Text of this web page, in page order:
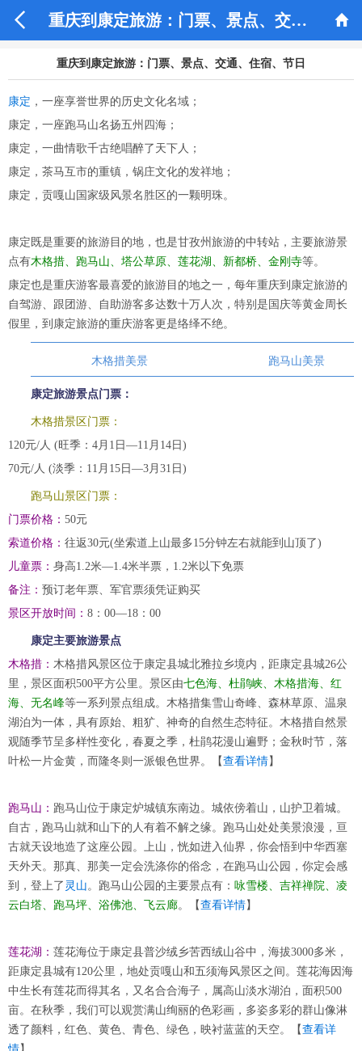
 重庆到康定旅游：门票、景点、交通、住宿、节日 
重庆到康定旅游：门票、景点、交通、住宿、节日
康定 ，一座享誉世界的历史文化名域；
康定，一座跑马山名扬五州四海；
康定，一曲情歌千古绝唱醉了天下人；
康定，茶马互市的重镇，锅庄文化的发祥地；
康定，贡嘎山国家级风景名胜区的一颗明珠。
康定既是重要的旅游目的地，也是甘孜州旅游的中转站，主要旅游景
点有木格措、跑马山、塔公草原、莲花湖、新都桥、金刚寺等。
康定也是重庆游客最喜爱的旅游目的地之一，每年重庆到康定旅游的
自驾游、跟团游、自助游客多达数十万人次，特别是国庆等黄金周长
假里，到康定旅游的重庆游客更是络绎不绝。
木格措美景 跑马山美景
康定旅游景点门票：
木格措景区门票：
120元/人 (旺季：4月1日—11月14日)
70元/人 (淡季：11月15日—3月31日)
跑马山景区门票：
门票价格： 50元
索道价格： 往返30元(坐索道上山最多15分钟左右就能到山顶了)
儿童票： 身高1.2米—1.4米半票，1.2米以下免票
备注： 预订老年票、军官票须凭证购买
景区开放时间： 8：00—18：00
康定主要旅游景点
木格措： 木格措风景区位于康定县城北雅拉乡境内，距康定县城26公
里，景区面积500平方公里。景区由七色海、杜鹃峡、木格措海、红
海、无名峰等一系列景点组成。木格措集雪山奇峰、森林草原、温泉
湖泊为一体，具有原始、粗犷、神奇的自然生态特征。木格措自然景
观随季节呈多样性变化，春夏之季，杜鹃花漫山遍野；金秋时节，落
叶松一片金黄，而隆冬则一派银色世界。【查看详情】
跑马山： 跑马山位于康定炉城镇东南边。城依傍着山，山护卫着城。
自古，跑马山就和山下的人有着不解之缘。跑马山处处美景浪漫，亘
古就天设地造了这座公园。上山，恍如进入仙界，你会悟到中华西塞
天外天。那真、那美一定会洗涤你的俗念，在跑马山公园，你定会感
到，登上了 灵山。跑马山公园的主要景点有： 咏雪楼、吉祥禅院、凌
云白塔、跑马坪、浴佛池、飞云廊。【查看详情】
莲花湖： 莲花海位于康定县普沙绒乡苦西绒山谷中，海拔3000多米，
距康定县城有120公里，地处贡嘎山和五须海风景区之间。莲花海因海
中生长有莲花而得其名，又名合合海子，属高山淡水湖泊，面积500
亩。在秋季，我们可以观赏满山绚丽的色彩画，多姿多彩的群山像淋
透了颜料，红色、黄色、青色、绿色，映衬蓝蓝的天空。【查看详